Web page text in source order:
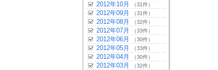
2012年10月 （31件）
2012年09月 （31件）
2012年08月 （32件）
2012年07月 （33件）
2012年06月 （30件）
2012年05月 （33件）
2012年04月 （30件）
2012年03月 （32件）